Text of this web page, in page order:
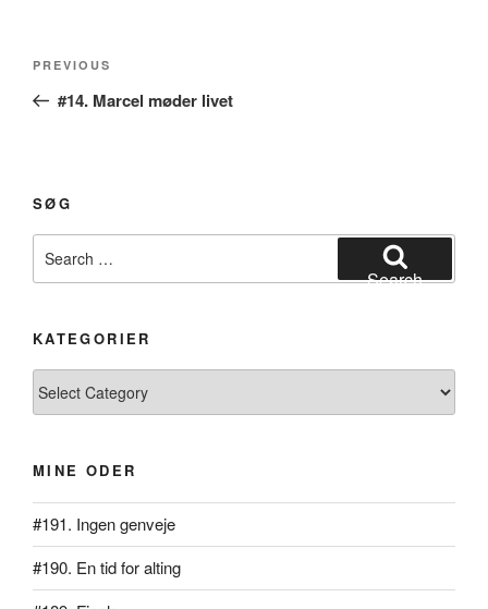
Previous
Post
PREVIOUS
#14. Marcel møder livet
SØG
for:
Search
KATEGORIER
MINE ODER
#191. Ingen genveje
#190. En tid for alting